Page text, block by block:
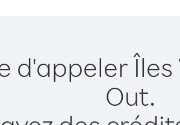
d'appeler
Out.